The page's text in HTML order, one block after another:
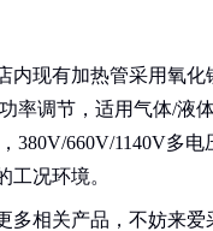
内现有加热管采用氧化
率调节，适用气体/液
380V/660V/1140V多电
工况环境。
多相关产品，不妨来爱